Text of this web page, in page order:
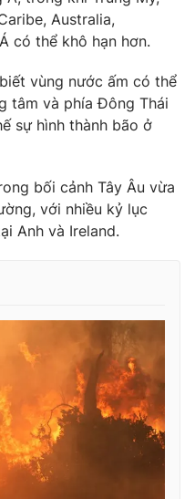
897
nếu không có sự chấp
VTV.vn khi phát hành lại
Australia,
có thể khô hạn hơn.
vùng nước ấm có thể
tâm và phía Đông Thái
sự hình thành bão ở
bối cảnh Tây Âu vừa
với nhiều kỷ lục
Anh và Ireland.